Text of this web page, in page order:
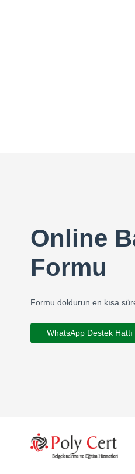
Online
Formu
Formu doldurun en kısa
WhatsApp Destek Hattı